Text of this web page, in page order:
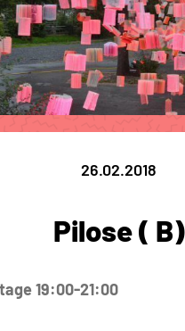
26.02.2018
Pilose ( B)
19:00-21:00